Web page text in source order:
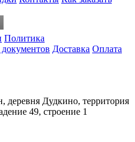
Политика
Доставка Оплата
деревня Дудкино, территория
49, строение 1